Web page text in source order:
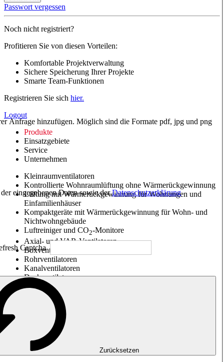
Passwort vergessen
Noch nicht registriert?
Profitieren Sie von diesen Vorteilen:
Komfortable Projektverwaltung
Sichere Speicherung Ihrer Projekte
Smarte Team-Funktionen
Registrieren Sie sich hier.
Logout
Produkte
Einsatzgebiete
Service
Unternehmen
Kleinraumventilatoren
Kontrollierte Wohnraumlüftung ohne Wärmerückgewinnung
Lüftung mit Wärmerückgewinnung für Wohnungen und
Einfamilienhäuser
Kompaktgeräte mit Wärmerückgewinnung für Wohn- und
Nichtwohngebäude
Luftreiniger und CO2-Monitore
Axial- und VAR-Ventilatoren
Boxventilatoren
Rohrventilatoren
Kanalventilatoren
Dachventilatoren
Entrauchung, Rauchfreihaltung und Garagenlüftung
Impulsventilatoren
Explosionsgeschützte Ventilatoren
Messen. Steuern. Regeln.
Luftbehandlung
Mechanisches Zubehör
Anfrage hinzufügen. Möglich sind die Formate pdf, jpg und png
eingegebenen Daten sowie derDatenschutzerklärung
Zurücksetzen